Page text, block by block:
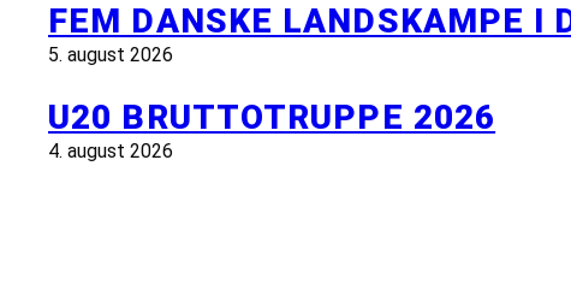
FEM DANSKE LANDSKAMPE I
5. august 2026
U20 BRUTTOTRUPPE 2026
4. august 2026